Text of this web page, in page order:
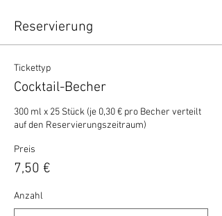
Reservierung
Tickettyp
Cocktail-Becher
300 ml x 25 Stück (je 0,30 € pro Becher verteilt
auf den Reservierungszeitraum)
Preis
7,50 €
Anzahl